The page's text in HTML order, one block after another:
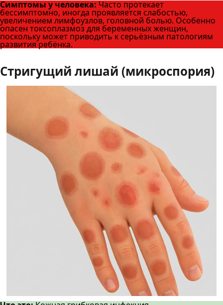
Симптомы у человека: Часто протекает
бессимптомно, иногда проявляется слабостью,
увеличением лимфоузлов, головной болью. Особенно
опасен токсоплазмоз для беременных женщин,
поскольку может приводить к серьёзным патологиям
развития ребёнка.
Стригущий лишай (микроспория)